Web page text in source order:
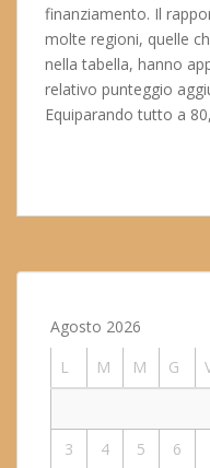
finanziamento. Il
molte regioni, quelle
nella tabella, hanno
relativo punteggio
Equiparando tutto a
Agosto 2026
L
M M G
3
4 5 6